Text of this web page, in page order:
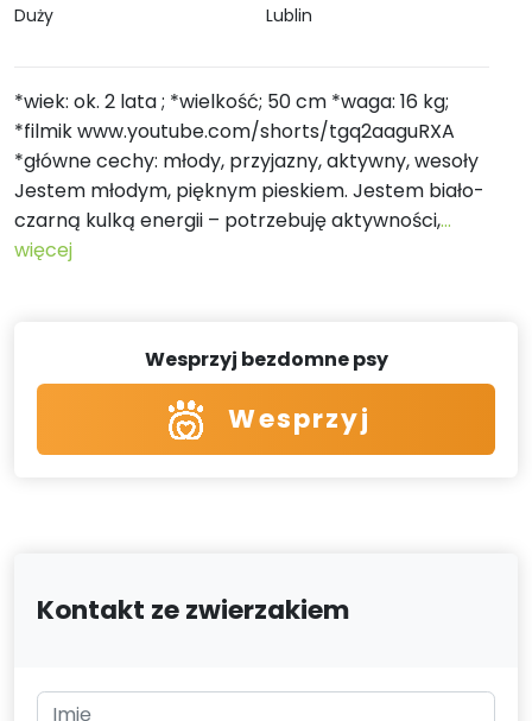
Duży Lublin
*wiek: ok. 2 lata ; *wielkość; 50 cm *waga: 16 kg;
*filmik www.youtube.com/shorts/tgq2aaguRXA
*główne cechy: młody, przyjazny, aktywny, wesoły
Jestem młodym, pięknym pieskiem. Jestem biało-
czarną kulką energii – potrzebuję aktywności,...
więcej
Wesprzyj bezdomne psy
Wesprzyj
Kontakt ze zwierzakiem